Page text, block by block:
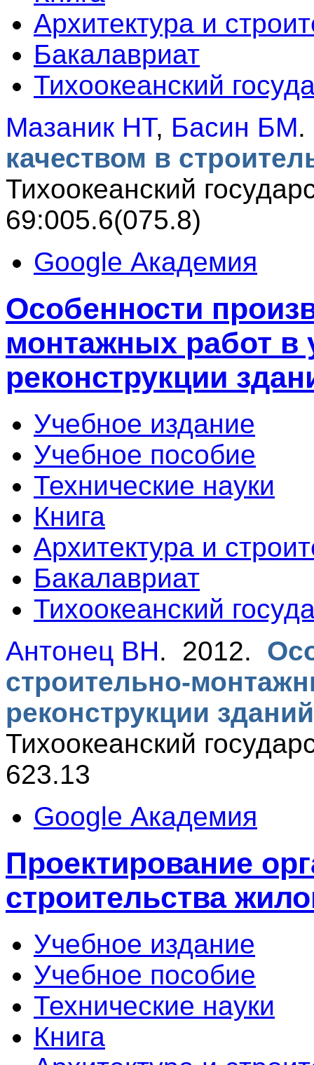
Архитектура и
Бакалавриат
Тихоокеанский
Мазаник НТ, Басин БМ
качеством в
Тихоокеанский
69:005.6(075.8)
Google Академия
Особенности
монтажных работ в
реконструкции
Учебное издание
Учебное пособие
Технические науки
Книга
Архитектура и
Бакалавриат
Тихоокеанский
Антонец ВН. 2012.
строительно-
реконструкции
Тихоокеанский
623.13
Google Академия
Проектирование
строительства
Учебное издание
Учебное пособие
Технические науки
Книга